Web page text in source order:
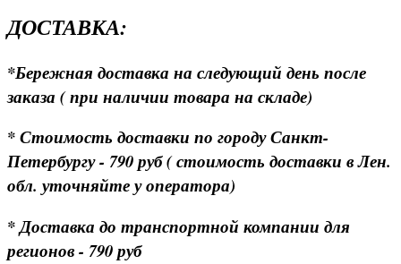
ДОСТАВКА:
*Бережная доставка на следующий день после
заказа ( при наличии товара на складе)
* Стоимость доставки по городу Санкт-
Петербургу - 790 руб ( стоимость доставки в Лен.
обл. уточняйте у оператора)
* Доставка до транспортной компании для
регионов - 790 руб